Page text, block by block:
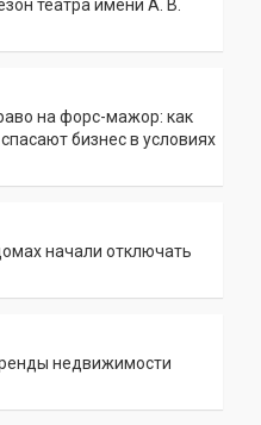
театра имени А. В.
на форс-мажор: как
бизнес в условиях
начали отключать
недвижимости